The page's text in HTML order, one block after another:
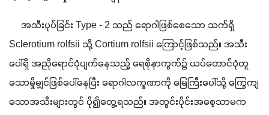
အသီးပုပ်ခြင်း Type - 2 သည် ရောဂါဖြစ်စေသော သက်ရှိ
Sclerotium rolfsii သို့ Cortium rolfsii ကြောင့်ဖြစ်သည်။ အသီး
ပေါ်ရှိ အညိုရောင်ပုံပျက်နေသည့် ရေစိုနာကွက်၌ ယပ်တောင်ပုံတူ
သောမှိုမျှင်ဖြစ်ပေါ်နေပြီး ရောဂါလက္ခဏာကို မြေကြီးပေါ်သို့ ကြွေကျ
သောအသီးများတွင် ပို၍တွေ့ရသည်။ အတွင်းပိုင်းအစေ့သာမက